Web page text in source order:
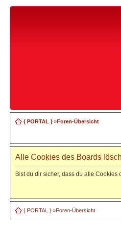
{ PORTAL }»Foren-Übersicht
Alle Cookies des Boards
Bist du dir sicher, dass du alle Cookies
{ PORTAL } »Foren-Übersicht